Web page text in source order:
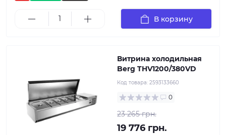
В корзину
Витрина холодильная
Berg THV1200/380VD
Код товара: 2593133660
0
23 265 грн.
19 776 грн.